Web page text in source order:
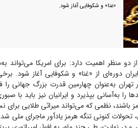
«غنا» و شکوفایی آغاز شود.
دو منظر اهمیت دارد: برای امریکا می‌تواند
دوره‌ای از «غنا» و شکوفایی آغاز شود.
تهران به‌عنوان چهارمین قدرت بزرگ جهانی
را به‌آسانی بپذیرد و ایرانیان نیز باید با
باشند، نظمی که می‌تواند میراثی طلایی برای
تحولات کنونی تنگه هرمز یادآور ماجرای ملی